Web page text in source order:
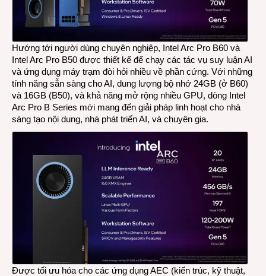
Hướng tới người dùng chuyên nghiệp, Intel Arc Pro B60 và
Intel Arc Pro B50 được thiết kế để chạy các tác vụ suy luận AI
và ứng dụng máy trạm đòi hỏi nhiều về phần cứng. Với những
tính năng sẵn sàng cho AI, dung lượng bộ nhớ 24GB (ở B60)
và 16GB (B50), và khả năng mở rộng nhiều GPU, dòng Intel
Arc Pro B Series mới mang đến giải pháp linh hoạt cho nhà
sáng tạo nội dung, nhà phát triển AI, và chuyên gia.
Được tối ưu hóa cho các ứng dụng AEC (kiến trúc, kỹ thuật,